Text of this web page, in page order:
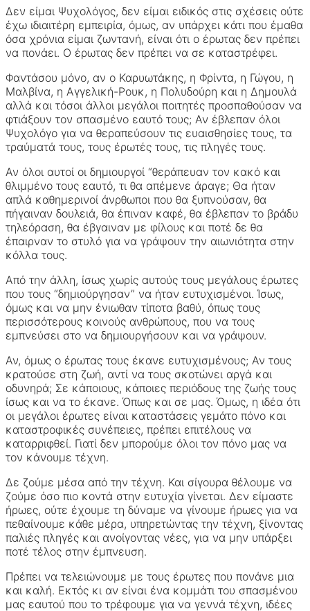
Δεν είμαι Ψυχολόγος, δεν είμαι ειδικός στις σχέσεις ούτε
έχω ιδιαιτέρη εμπειρία, όμως, αν υπάρχει κάτι που έμαθα
όσα χρόνια είμαι ζωντανή, είναι ότι ο έρωτας δεν πρέπει
να πονάει. Ο έρωτας δεν πρέπει να σε καταστρέφει.
Φαντάσου μόνο, αν ο Καρυωτάκης, η Φρίντα, η Γώγου, η
Μαλβίνα, η Αγγελική-Ρουκ, η Πολυδούρη και η Δημουλά
αλλά και τόσοι άλλοι μεγάλοι ποιτητές προσπαθούσαν να
φτιάξουν τον σπασμένο εαυτό τους; Αν έβλεπαν όλοι
Ψυχολόγο για να θεραπεύσουν τις ευαισθησίες τους, τα
τραύματά τους, τους έρωτές τους, τις πληγές τους.
Αν όλοι αυτοί οι δημιουργοί “θεράπευαν τον κακό και
θλιμμένο τους εαυτό, τι θα απέμενε άραγε; Θα ήταν
απλά καθημερινοί άνρθωποι που θα ξυπνούσαν, θα
πήγαιναν δουλειά, θα έπιναν καφέ, θα έβλεπαν το βράδυ
τηλεόραση, θα έβγαιναν με φίλους και ποτέ δε θα
έπαιρναν το στυλό για να γράψουν την αιωνιότητα στην
κόλλα τους.
Από την άλλη, ίσως χωρίς αυτούς τους μεγάλους έρωτες
που τους “δημιούργησαν” να ήταν ευτυχισμένοι. Ίσως,
όμως και να μην ένιωθαν τίποτα βαθύ, όπως τους
περισσότερους κοινούς ανθρώπους, που να τους
εμπνεύσει στο να δημιουργήσουν και να γράψουν.
Αν, όμως ο έρωτας τους έκανε ευτυχισμένους; Αν τους
κρατούσε στη ζωή, αντί να τους σκοτώνει αργά και
οδυνηρά; Σε κάποιους, κάποιες περιόδους της ζωής τους
ίσως και να το έκανε. Όπως και σε μας. Όμως, η ιδέα ότι
οι μεγάλοι έρωτες είναι καταστάσεις γεμάτο πόνο και
καταστροφικές συνέπειες, πρέπει επιτέλους να
καταρριφθεί. Γιατί δεν μπορούμε όλοι τον πόνο μας να
τον κάνουμε τέχνη.
Δε ζούμε μέσα από την τέχνη. Και σίγουρα θέλουμε να
ζούμε όσο πιο κοντά στην ευτυχία γίνεται. Δεν είμαστε
ήρωες, ούτε έχουμε τη δύναμε να γίνουμε ήρωες για να
πεθαίνουμε κάθε μέρα, υπηρετώντας την τέχνη, ξίνοντας
παλιές πληγές και ανοίγοντας νέες, για να μην υπάρξει
ποτέ τέλος στην έμπνευση.
Πρέπει να τελειώνουμε με τους έρωτες που πονάνε μια
και καλή. Εκτός κι αν είναι ένα κομμάτι του σπασμένου
μας εαυτού που το τρέφουμε για να γεννά τέχνη, ιδέες